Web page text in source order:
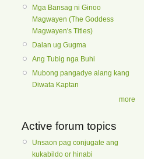
Mga Bansag ni Ginoo
Magwayen (The Goddess
Magwayen's Titles)
Dalan ug Gugma
Ang Tubig nga Buhi
Mubong pangadye alang kang
Diwata Kaptan
more
Active forum topics
Unsaon pag conjugate ang
kukabildo or hinabi